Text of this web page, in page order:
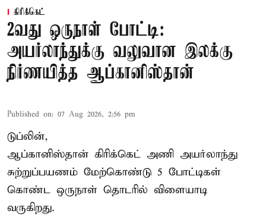
கிரிக்கெட்
2வது ஒருநாள் போட்டி:
அயர்லாந்துக்கு வலுவான இலக்கு
நிர்ணயித்த ஆப்கானிஸ்தான்
Published on: 07 Aug 2026, 2:56 pm
டுப்லின்,
ஆப்கானிஸ்தான் கிரிக்கெட் அணி அயர்லாந்து
சுற்றுப்பயணம் மேற்கொண்டு 5 போட்டிகள்
கொண்ட ஒருநாள் தொடரில் விளையாடி
வருகிறது.